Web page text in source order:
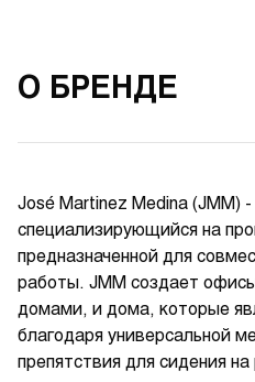
О БРЕНДЕ
José Martinez Medina (JMM)
специализирующийся на
предназначенной для
работы. JMM создает
домами, и дома, которые
благодаря универсальной
препятствия для сидения